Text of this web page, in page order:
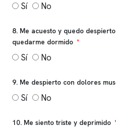
Sí No
8. Me acuesto y quedo
quedarme dormido
Sí No
9. Me despierto con dolores
Sí No
10. Me siento triste y deprimido